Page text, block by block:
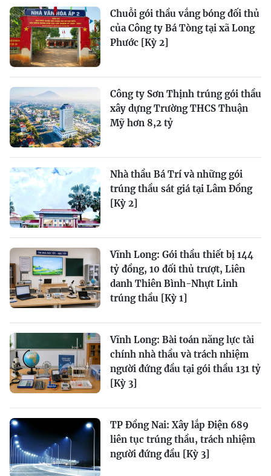
Chuỗi gói thầu vắng bóng đối thủ
của Công ty Bá Tòng tại xã Long
Phước [Kỳ 2]
Công ty Sơn Thịnh trúng gói thầu
xây dựng Trường THCS Thuận
Mỹ hơn 8,2 tỷ
Nhà thầu Bá Trí và những gói
trúng thầu sát giá tại Lâm Đồng
[Kỳ 2]
Vĩnh Long: Gói thầu thiết bị 144
tỷ đồng, 10 đối thủ trượt, Liên
danh Thiên Bình-Nhựt Linh
trúng thầu [Kỳ 1]
Vĩnh Long: Bài toán năng lực tài
chính nhà thầu và trách nhiệm
người đứng đầu tại gói thầu 131 tỷ
[Kỳ 3]
TP Đồng Nai: Xây lắp Điện 689
liên tục trúng thầu, trách nhiệm
người đứng đầu [Kỳ 3]